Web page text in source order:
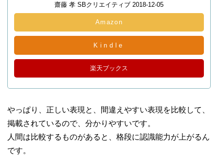
齋藤 孝 SBクリエイティブ 2018-12-05
Amazon
Kindle
楽天ブックス
やっぱり、正しい表現と、間違えやすい表現を比較して、
掲載されているので、分かりやすいです。
人間は比較するものがあると、格段に認識能力が上がるん
です。